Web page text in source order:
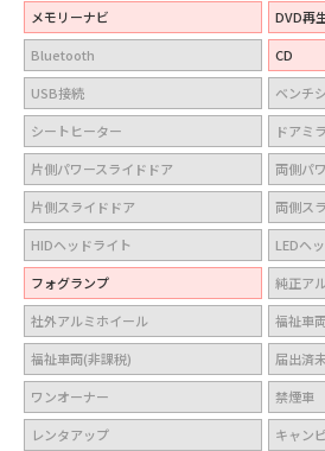
メモリーナビ
DVD再
Bluetooth
CD
USB接続
ベンチ
シートヒーター
ドアミ
片側パワースライドドア
両側パ
片側スライドドア
両側ス
HIDヘッドライト
LEDヘ
フォグランプ
純正ア
社外アルミホイール
福祉車
福祉車両(非課税)
届出済
ワンオーナー
禁煙車
レンタアップ
キャン